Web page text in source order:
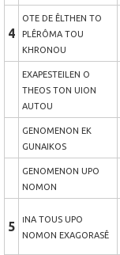
4
OTE DE ÊLTHEN TO
PLÊRÔMA TOU
KHRONOU
EXAPESTEILEN O
THEOS TON UION
AUTOU
GENOMENON EK
GUNAIKOS
GENOMENON UPO
NOMON
5 INA TOUS UPO
NOMON EXAGORASÊ